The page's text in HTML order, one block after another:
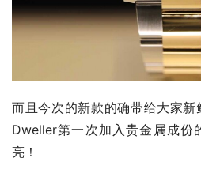
而且今次的新款的确带给大家
Dweller第一次加入贵金属成份
亮！